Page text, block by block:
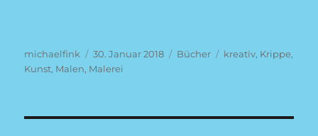
Autor
michaelfink
Veröffentlicht
am
30. Januar 2018 Kategorien
Bücher Schlagwörter
kreativ, Krippe,
Kunst, Malen, Malerei